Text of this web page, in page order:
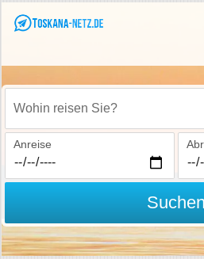
Wohin reisen Sie?
Anreise
Suchen